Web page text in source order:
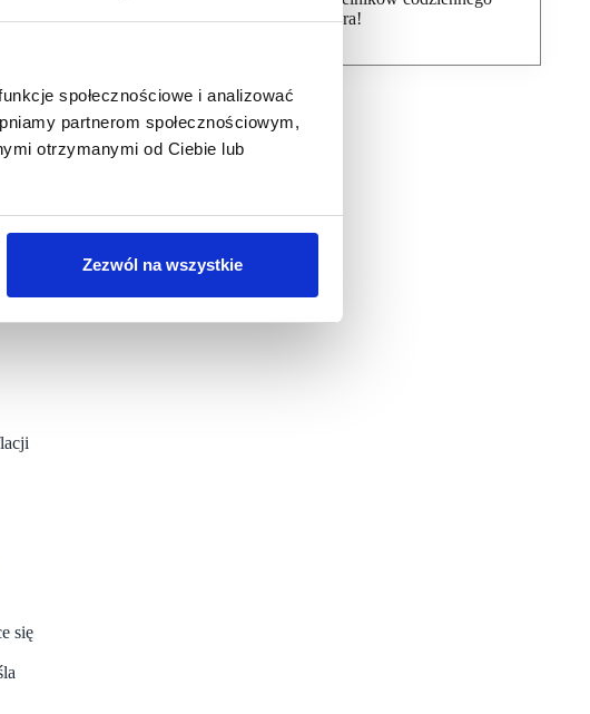
społecznościowe i analizować
partnerom społecznościowym,
otrzymanymi od Ciebie lub
Zezwól na wszystkie
się
newslettera!